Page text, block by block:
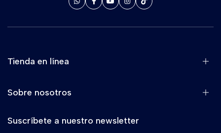
Tienda en línea
Sobre nosotros
Suscríbete a nuestro newsletter